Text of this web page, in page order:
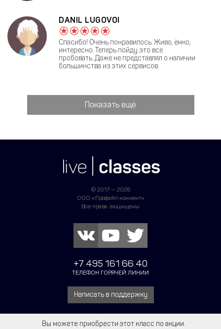
DANIL LUGOVOI
Спасибо! Очень понравилось. Живо, ёмко,
интересно. Теперь пойду это все
пробовать. Даже не представлял о наличии
большинства из этих сервисов.
Показать ещё
Вы можете приобрести этот класс по акции.
© 2017 — 2026
ООО «Профайл коннект»
Все права защищены
+7 495 161 66 40
ТЕЛЕФОН ГОРЯЧЕЙ ЛИНИИ
Написать в поддержку